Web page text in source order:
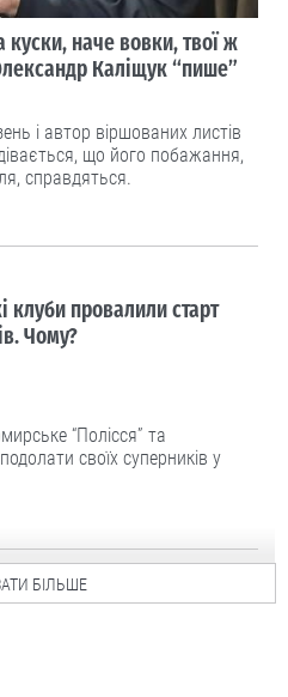
наче вовки, твої ж
Каліщук “пише”
і автор віршованих листів
що його побажання,
справдяться.
клуби провалили старт
Чому?
“Полісся” та
своїх суперників у
БІЛЬШЕ